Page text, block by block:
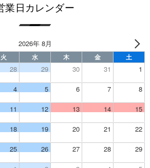
業日カレンダー
2026年 8月
火 水 木 金 土
28 29 30 31 1
4 5 6 7 8
11 12 13 14 15
18 19 20 21 22
25 26 27 28 29